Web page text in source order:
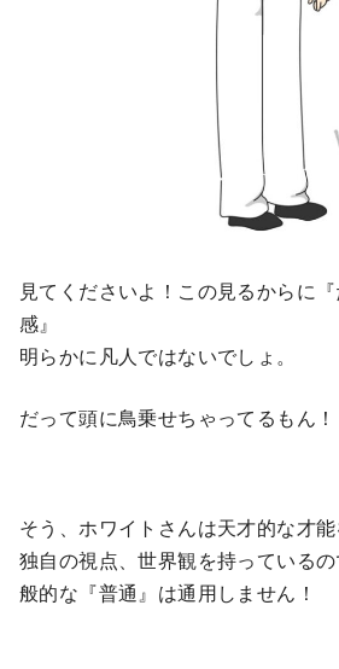
見てくださいよ！この見るからに
感』
明らかに凡人ではないでしょ。
だって頭に鳥乗せちゃってるもん
そう、ホワイトさんは天才的な才能
独自の視点、世界観を持っている
般的な『普通』は通用しません！